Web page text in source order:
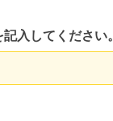
入してください。
入してください。